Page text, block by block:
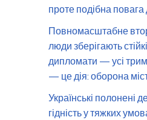
проте подібна повага
Повномасштабне
люди зберігають
дипломати — усі
— це дія: оборона
Українські полонені
гідність у тяжких